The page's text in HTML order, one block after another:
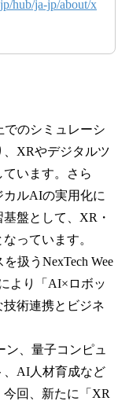
hub/ja-jp/about/x
のシミュレーシ
、XRやデジタルツ
います。さら
ルAIの実用化に
盤として、XR・
っています。
扱うNexTech Wee
より「AI×ロボッ
技術連携とビジネ
ン、量子コンピュ
、AI人材育成など
回、新たに「XR